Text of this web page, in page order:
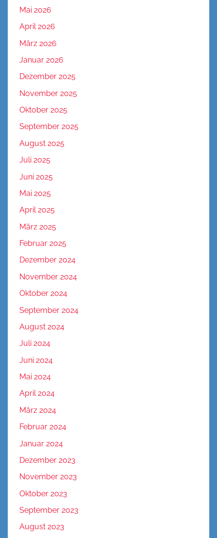
Mai 2026
April 2026
März 2026
Januar 2026
Dezember 2025
November 2025
Oktober 2025
September 2025
August 2025
Juli 2025
Juni 2025
Mai 2025
April 2025
März 2025
Februar 2025
Dezember 2024
November 2024
Oktober 2024
September 2024
August 2024
Juli 2024
Juni 2024
Mai 2024
April 2024
März 2024
Februar 2024
Januar 2024
Dezember 2023
November 2023
Oktober 2023
September 2023
August 2023